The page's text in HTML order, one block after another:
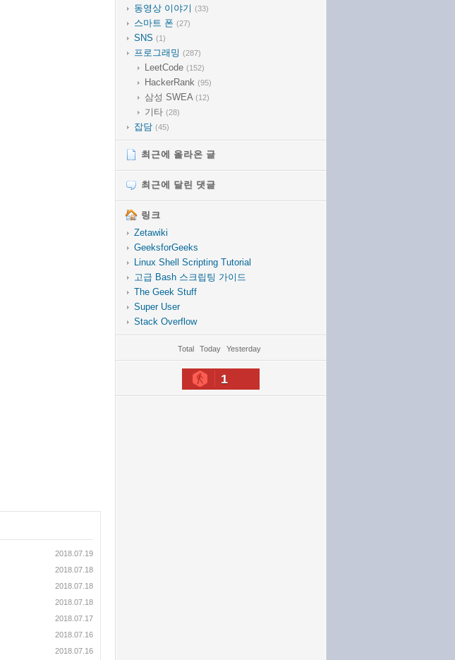
2018.07.19
2018.07.18
2018.07.18
2018.07.18
2018.07.17
2018.07.16
2018.07.16
동영상 이야기 (33)
스마트 폰 (27)
SNS (1)
프로그래밍 (287)
LeetCode (152)
HackerRank (95)
삼성 SWEA (12)
기타 (28)
잡담 (45)
최근에 올라온 글
최근에 올라온 글
최근에 달린 댓글
최근에 달린 댓글
링크
링크
Zetawiki
GeeksforGeeks
Linux Shell Scripting Tutorial
고급 Bash 스크립팅 가이드
The Geek Stuff
Super User
Stack Overflow
Total Today Yesterday
1